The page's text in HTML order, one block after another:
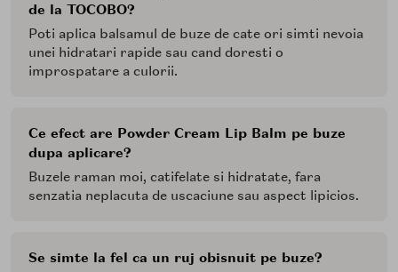
de la TOCOBO?
Poti aplica balsamul de buze de cate ori simti nevoia
unei hidratari rapide sau cand doresti o
improspatare a culorii.
Ce efect are Powder Cream Lip Balm pe buze
dupa aplicare?
Buzele raman moi, catifelate si hidratate, fara
senzatia neplacuta de uscaciune sau aspect lipicios.
Se simte la fel ca un ruj obisnuit pe buze?